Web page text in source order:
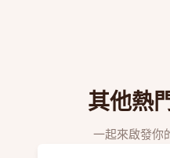
其他熱
一起來啟發你